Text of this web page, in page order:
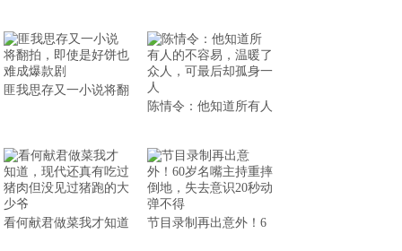
匪我思存又一小说将翻
陈情令：他知道所有人
看何献君做菜我才知道 节目录制再出意外！6